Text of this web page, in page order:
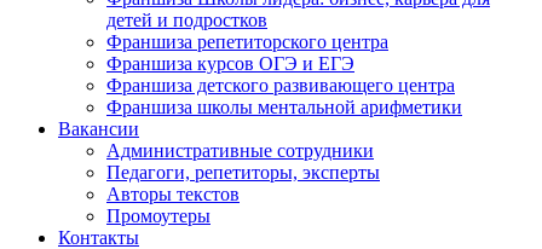
детей и подростков
Франшиза репетиторского центра
Франшиза курсов ОГЭ и ЕГЭ
Франшиза детского развивающего центра
Франшиза школы ментальной арифметики
Вакансии
Административные сотрудники
Педагоги, репетиторы, эксперты
Авторы текстов
Промоутеры
Контакты